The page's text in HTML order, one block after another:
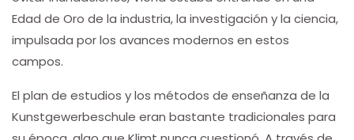
Edad de Oro de la industria, la investigación y la ciencia,
impulsada por los avances modernos en estos
campos.
El plan de estudios y los métodos de enseñanza de la
Kunstgewerbeschule eran bastante tradicionales para